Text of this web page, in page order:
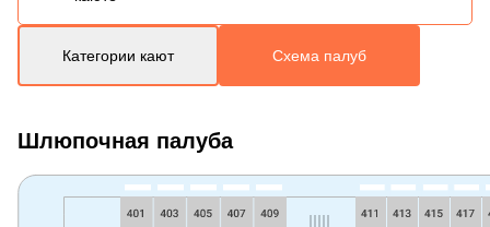
Категории кают Схема палуб
Шлюпочная палуба